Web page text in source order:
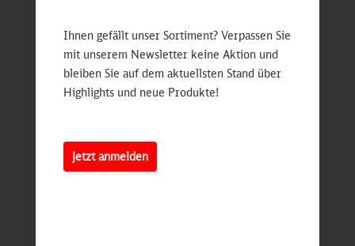
Ihnen gefällt unser Sortiment? Verpassen Sie
mit unserem Newsletter keine Aktion und
bleiben Sie auf dem aktuellsten Stand über
Highlights und neue Produkte!
Jetzt anmelden